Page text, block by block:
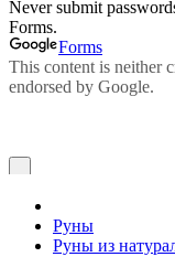
Руны
Руны из